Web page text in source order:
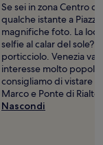
Se sei in zona Centro
qualche istante a
magnifiche foto. La
selfie al calar del sole?
porticciolo. Venezia
interesse molto
consigliamo di vistare
Marco e Ponte di Rialto.
Nascondi